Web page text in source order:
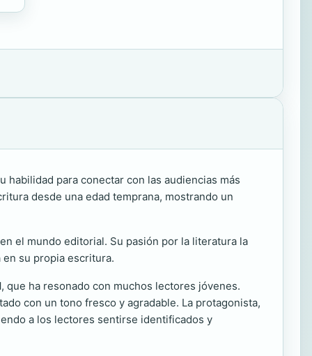
para conectar con las audiencias más
desde una edad temprana, mostrando un
el mundo editorial. Su pasión por la literatura la
su propia escritura.
, que ha resonado con muchos lectores jóvenes.
con un tono fresco y agradable. La protagonista,
a los lectores sentirse identificados y